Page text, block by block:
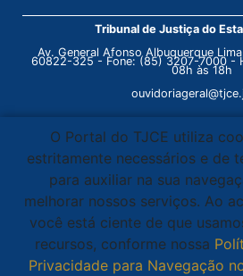
Tribunal de Justiça do
Av. General Afonso Albuquerque
60822-325 - Fone: (85) 3207-7000 -
08h às 18h
O Portal do TJCE utiliza
estritamente necessários e de
para auxiliar na sua
melhorar nossos serviços. Ao
você está ciente de que
recursos, conforme nossa
Privacidade para Navegação